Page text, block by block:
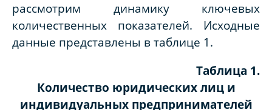
рассмотрим динамику ключевых
количественных показателей. Исходные
данные представлены в таблице 1.
Таблица 1.
Количество юридических лиц и
индивидуальных предпринимателей